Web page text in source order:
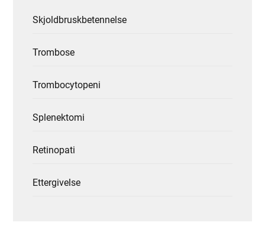
Skjoldbruskbetennelse
Trombose
Trombocytopeni
Splenektomi
Retinopati
Ettergivelse